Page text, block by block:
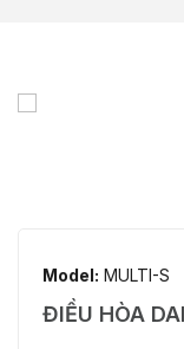
Model: MULTI-S
ĐIỀU HÒA